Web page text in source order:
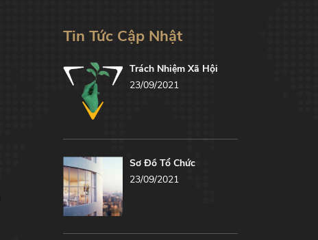
Tin Tức Cập Nhật
Trách Nhiệm Xã Hội
23/09/2021
Sơ Đồ Tổ Chức
23/09/2021